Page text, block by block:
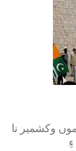
وکشمیر نا